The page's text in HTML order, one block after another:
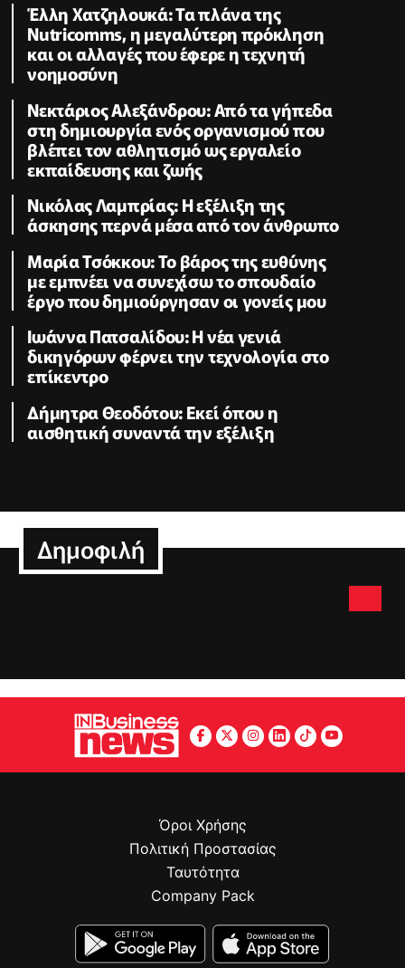
Έλλη Χατζηλουκά: Τα πλάνα της
Nutricomms, η μεγαλύτερη πρόκληση
και οι αλλαγές που έφερε η τεχνητή
νοημοσύνη
Νεκτάριος Αλεξάνδρου: Από τα γήπεδα
στη δημιουργία ενός οργανισμού που
βλέπει τον αθλητισμό ως εργαλείο
εκπαίδευσης και ζωής
Νικόλας Λαμπρίας: Η εξέλιξη της
άσκησης περνά μέσα από τον άνθρωπο
Μαρία Τσόκκου: Το βάρος της ευθύνης
με εμπνέει να συνεχίσω το σπουδαίο
έργο που δημιούργησαν οι γονείς μου
Ιωάννα Πατσαλίδου: Η νέα γενιά
δικηγόρων φέρνει την τεχνολογία στο
επίκεντρο
Δήμητρα Θεοδότου: Εκεί όπου η
αισθητική συναντά την εξέλιξη
Δημοφιλή
Όροι Χρήσης
Πολιτική Προστασίας
Ταυτότητα
Company Pack